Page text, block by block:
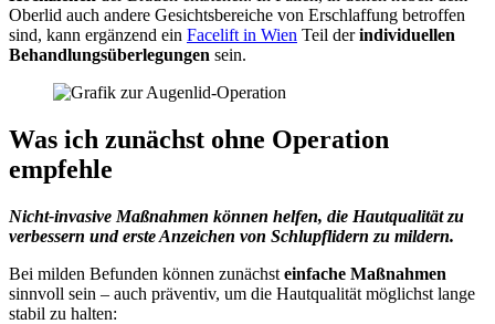
Oberlid auch andere Gesichtsbereiche von Erschlaffung betroffen
sind, kann ergänzend ein Facelift in Wien Teil derindividuellen
Behandlungsüberlegungen sein.
Was ich zunächst ohne Operation
empfehle
Nicht-invasive Maßnahmen können helfen, die Hautqualität zu
verbessern und erste Anzeichen von Schlupflidern zu mildern.
Bei milden Befunden können zunächst einfache Maßnahmen
sinnvoll sein – auch präventiv, um die Hautqualität möglichst lange
stabil zu halten: